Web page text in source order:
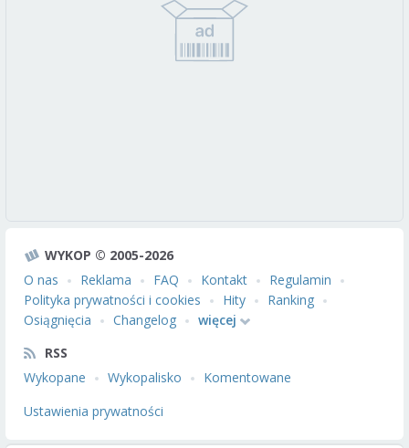
WYKOP © 2005-2026
O nas
Reklama FAQ Kontakt
Regulamin
Polityka prywatności i cookies
Hity
Ranking
Osiągnięcia
Changelog
więcej
RSS
Wykopane
Wykopalisko
Komentowane
Ustawienia prywatności